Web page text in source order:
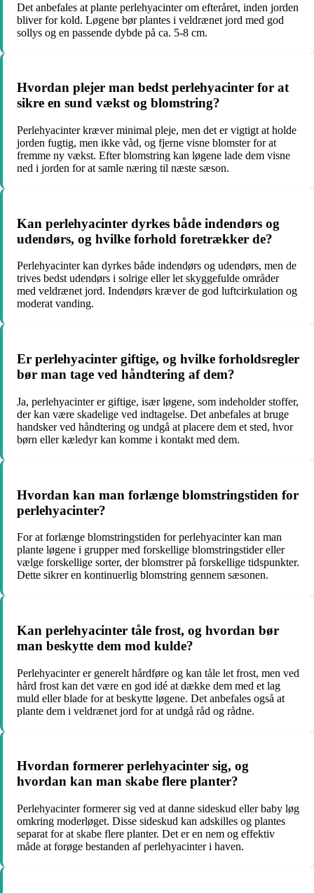
Det anbefales at plante perlehyacinter om efteråret, inden jorden
bliver for kold. Løgene bør plantes i veldrænet jord med god
sollys og en passende dybde på ca. 5-8 cm.
Hvordan plejer man bedst perlehyacinter for at
sikre en sund vækst og blomstring?
Perlehyacinter kræver minimal pleje, men det er vigtigt at holde
jorden fugtig, men ikke våd, og fjerne visne blomster for at
fremme ny vækst. Efter blomstring kan løgene lade dem visne
ned i jorden for at samle næring til næste sæson.
Kan perlehyacinter dyrkes både indendørs og
udendørs, og hvilke forhold foretrækker de?
Perlehyacinter kan dyrkes både indendørs og udendørs, men de
trives bedst udendørs i solrige eller let skyggefulde områder
med veldrænet jord. Indendørs kræver de god luftcirkulation og
moderat vanding.
Er perlehyacinter giftige, og hvilke forholdsregler
bør man tage ved håndtering af dem?
Ja, perlehyacinter er giftige, især løgene, som indeholder stoffer,
der kan være skadelige ved indtagelse. Det anbefales at bruge
handsker ved håndtering og undgå at placere dem et sted, hvor
børn eller kæledyr kan komme i kontakt med dem.
Hvordan kan man forlænge blomstringstiden for
perlehyacinter?
For at forlænge blomstringstiden for perlehyacinter kan man
plante løgene i grupper med forskellige blomstringstider eller
vælge forskellige sorter, der blomstrer på forskellige tidspunkter.
Dette sikrer en kontinuerlig blomstring gennem sæsonen.
Kan perlehyacinter tåle frost, og hvordan bør
man beskytte dem mod kulde?
Perlehyacinter er generelt hårdføre og kan tåle let frost, men ved
hård frost kan det være en god idé at dække dem med et lag
muld eller blade for at beskytte løgene. Det anbefales også at
plante dem i veldrænet jord for at undgå råd og rådne.
Hvordan formerer perlehyacinter sig, og
hvordan kan man skabe flere planter?
Perlehyacinter formerer sig ved at danne sideskud eller baby løg
omkring moderløget. Disse sideskud kan adskilles og plantes
separat for at skabe flere planter. Det er en nem og effektiv
måde at forøge bestanden af perlehyacinter i haven.